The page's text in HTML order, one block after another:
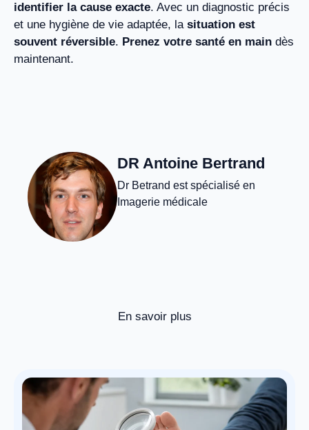
identifier la cause exacte. Avec un diagnostic précis
et une hygiène de vie adaptée, la situation est
souvent réversible. Prenez votre santé en main dès
maintenant.
DR Antoine Bertrand
Dr Betrand est spécialisé en
Imagerie médicale
En savoir plus